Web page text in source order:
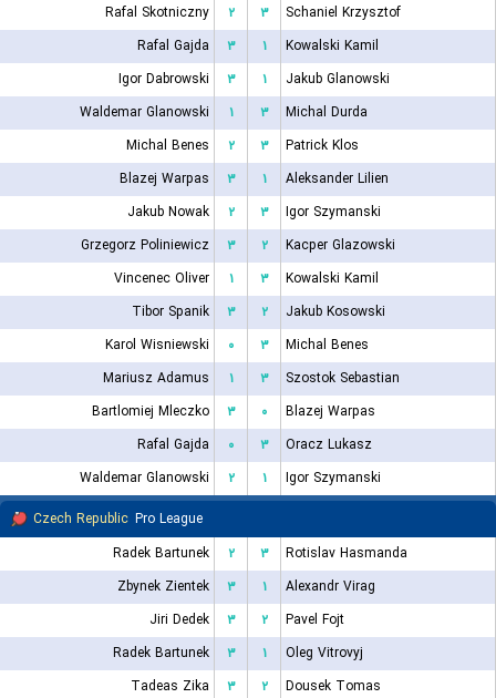
Rafal Skotniczny
۲ ۳
Schaniel Krzysztof
Rafal Gajda
۳ ۱
Kowalski Kamil
Igor Dabrowski
۳ ۱
Jakub Glanowski
Waldemar Glanowski
۱ ۳
Michal Durda
Michal Benes
۲ ۳
Patrick Klos
Blazej Warpas
۳ ۱
Aleksander Lilien
Jakub Nowak
۲ ۳
Igor Szymanski
Grzegorz Poliniewicz
۳ ۲
Kacper Glazowski
Vincenec Oliver
۱ ۳
Kowalski Kamil
Tibor Spanik
۳ ۲
Jakub Kosowski
Karol Wisniewski
۰ ۳
Michal Benes
Mariusz Adamus
۱ ۳
Szostok Sebastian
Bartlomiej Mleczko
۳ ۰
Blazej Warpas
Rafal Gajda
۰ ۳
Oracz Lukasz
Waldemar Glanowski
۲ ۱
Igor Szymanski
Czech Republic Pro League
Radek Bartunek
۲ ۳
Rotislav Hasmanda
Zbynek Zientek
۳ ۱
Alexandr Virag
Jiri Dedek
۳ ۲
Pavel Fojt
Radek Bartunek
۳ ۱
Oleg Vitrovyj
Tadeas Zika
۳ ۲
Dousek Tomas